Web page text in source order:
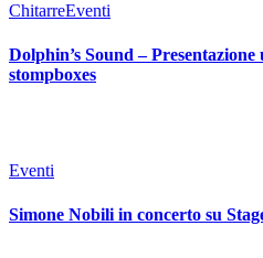
ChitarreEventi
Dolphin’s Sound –
stompboxes
Eventi
Simone Nobili in concerto su